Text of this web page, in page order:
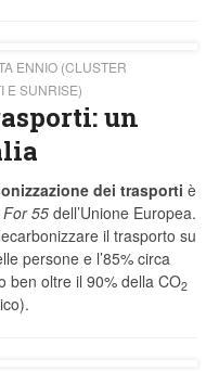
ENNIO (CLUSTER
E SUNRISE)
un
dei trasporti è
55dell’Unione Europea.
il trasporto su
persone e l’85% circa
ben oltre il 90% della CO2